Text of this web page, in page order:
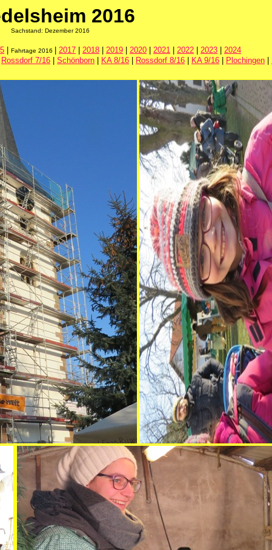
2016
Sachstand: Dezember 2016
Fahrtage 2016 2017 2018 2019 2020 2021 2022 2023
2024
Rossdorf 7/16 Schönborn KA 8/16 Rossdorf 8/16 KA 9/16 Plochingen